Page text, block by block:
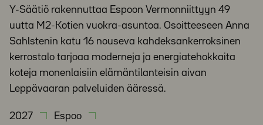
Y-Säätiö rakennuttaa Espoon Vermonniittyyn 49
uutta M2-Kotien vuokra-asuntoa. Osoitteeseen Anna
Sahlstenin katu 16 nouseva kahdeksankerroksinen
kerrostalo tarjoaa moderneja ja energiatehokkaita
koteja monenlaisiin elämäntilanteisin aivan
Leppävaaran palveluiden ääressä.
2027 Espoo